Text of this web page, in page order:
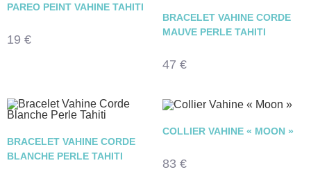
PAREO PEINT VAHINE TAHITI
19 €
BRACELET VAHINE CORDE
MAUVE PERLE TAHITI
47 €
BRACELET VAHINE CORDE
BLANCHE PERLE TAHITI
COLLIER VAHINE « MOON »
83 €